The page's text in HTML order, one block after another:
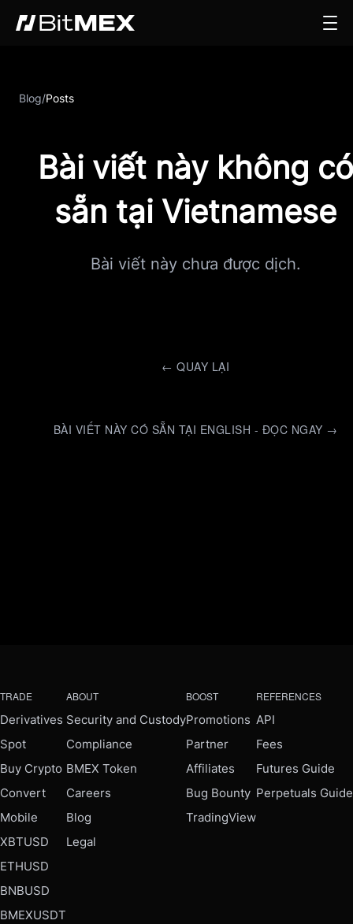
Blog/Posts
Bài viết này không có
sẵn tại Vietnamese
Bài viết này chưa được dịch.
← QUAY LẠI
BÀI VIẾT NÀY CÓ SẴN TẠI ENGLISH - ĐỌC NGAY →
TRADE
Derivatives
Spot
Buy Crypto
Convert
Mobile
XBTUSD
ETHUSD
BNBUSD
BMEXUSDT
ABOUT
Security and Custody
Compliance
BMEX Token
Careers
Blog
Legal
BOOST
Promotions
Partner
Affiliates
Bug Bounty
TradingView
REFERENCES
API
Fees
Futures Guide
Perpetuals Guide